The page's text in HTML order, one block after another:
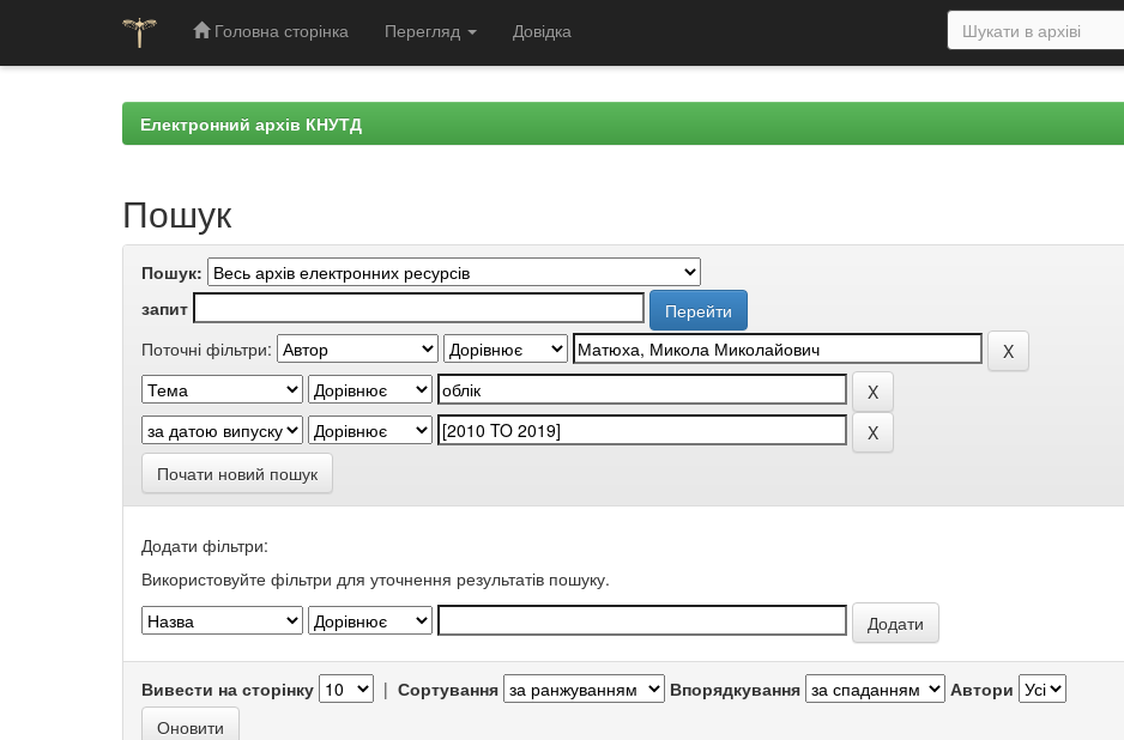
Головна сторінка Перегляд Довідка
Електронний архів КНУТД
Пошук
Пошук:
запит
Поточні фільтри:
Почати новий пошук
Додати фільтри:
Використовуйте фільтри для уточнення результатів пошуку.
Вивести на сторінку | Сортування Впорядкування Автори